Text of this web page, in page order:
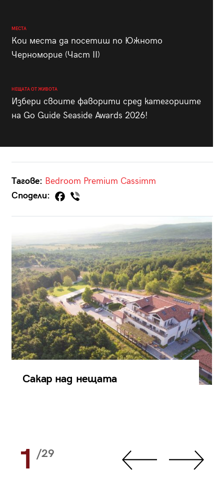
МЕСТА
Кои места да посетиш по Южното
Черноморие (Част II)
НЕЩАТА ОТ ЖИВОТА
Избери своите фаворити сред категориите
на Go Guide Seaside Awards 2026!
Тагове: Bedroom Premium Cassimm
Сподели:
Сакар над нещата
1 /29